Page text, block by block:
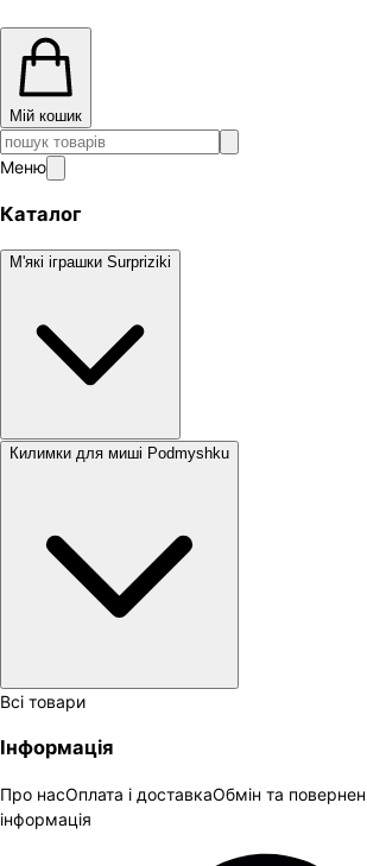
Мій кошик
Меню
Каталог
М'які іграшки Surpriziki
Килимки для миші Podmyshku
Всі товари
Інформація
Про насОплата і доставкаОбмін та
інформація